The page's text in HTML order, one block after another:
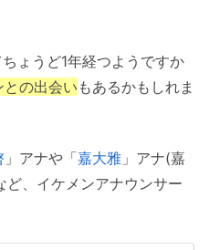
ょうど1年経つようですか
の出会い もあるかもしれま
」アナや「嘉大雅 」アナ(嘉
、イケメンアナウンサー